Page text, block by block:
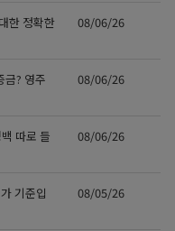
한 정확한
08/06/26
금? 영주
08/06/26
따로 들
08/06/26
기준입
08/05/26